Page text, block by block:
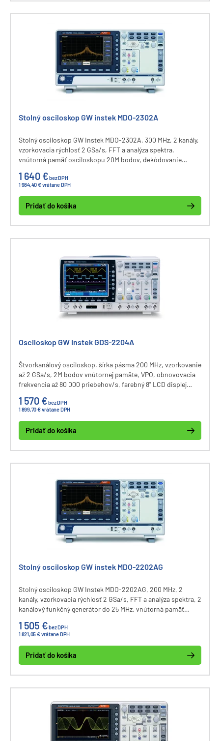
Stolný osciloskop GW instek MDO-2302A
Stolný osciloskop GW Instek MDO-2302A, 300 MHz, 2 kanály,
vzorkovacia rýchlosť 2 GSa/s, FFT a analýza spektra,
vnútorná pamäť osciloskopu 20M bodov, dekódovanie
rozhranie USB a LAN.
1 640 €bez DPH
1 984,40 € vrátane DPH
Pridať do košíka
Osciloskop GW Instek GDS-2204A
Štvorkanálový osciloskop, šírka pásma 200 MHz, vzorkovanie
až 2 GSa/s, 2M bodov vnútornej pamäte, VPO, obnovovacia
frekvencia až 80 000 priebehov/s, farebný 8" LCD displej
analyzátor (8 alebo 16 kanálov), rozhranie GPIB/LAN/SVGA
alebo 2-kanálový generátor funkcií 3 MHz.
1 570 €bez DPH
1 899,70 € vrátane DPH
Pridať do košíka
Stolný osciloskop GW instek MDO-2202AG
Stolný osciloskop GW Instek MDO-2202AG, 200 MHz, 2
kanály, vzorkovacia rýchlosť 2 GSa/s, FFT a analýza spektra, 2
kanálový funkčný generátor do 25 MHz, vnútorná pamäť
CAN, LIN, displej 8", komunikačné rozhranie USB a LAN.
1 505 €bez DPH
1 821,05 € vrátane DPH
Pridať do košíka